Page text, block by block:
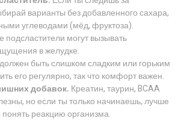
варианты без добавленного сахара,
углеводами (мёд, фруктоза).
подсластители могут вызывать
в желудке.
быть слишком сладким или горьким
его регулярно, так что комфорт важен.
добавок. Креатин, таурин, BCAA
но если ты только начинаешь, лучше
понять реакцию организма.